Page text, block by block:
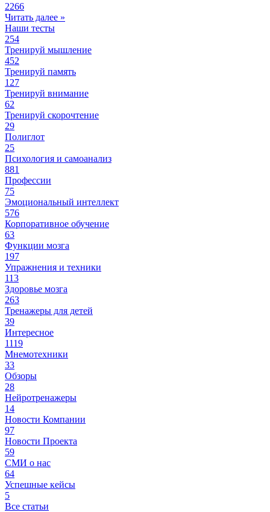
2266
Читать далее »
Наши тесты
254
Тренируй мышление
452
Тренируй память
127
Тренируй внимание
62
Тренируй скорочтение
29
Полиглот
25
Психология и самоанализ
881
Профессии
75
Эмоциональный интеллект
576
Корпоративное обучение
63
Функции мозга
197
Упражнения и техники
113
Здоровье мозга
263
Тренажеры для детей
39
Интересное
1119
Мнемотехники
33
Обзоры
28
Нейротренажеры
14
Новости Компании
97
Новости Проекта
59
СМИ о нас
64
Успешные кейсы
5
Все статьи